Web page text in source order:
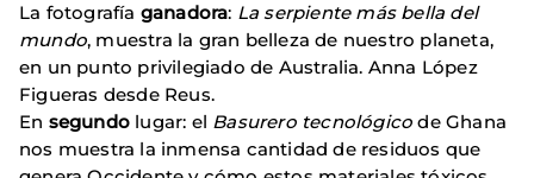
La fotografía ganadora: La serpiente más bella del
mundo, muestra la gran belleza de nuestro planeta,
en un punto privilegiado de Australia. Anna López
Figueras desde Reus.
En segundo lugar: el Basurero tecnológico de Ghana
nos muestra la inmensa cantidad de residuos que